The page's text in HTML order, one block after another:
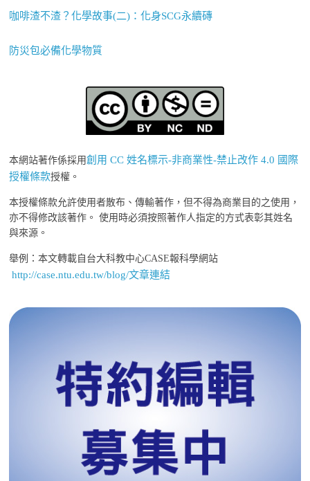
咖啡渣不渣？化學故事(二)：化身SCG永續磚
防災包必備化學物質
本網站著作係採用創用 CC 姓名標示-非商業性-禁止改作 4.0 國際
授權條款授權。
本授權條款允許使用者散布、傳輸著作，但不得為商業目的之使用，
亦不得修改該著作。 使用時必須按照著作人指定的方式表彰其姓名
與來源。
舉例：本文轉載自台大科教中心CASE報科學網站
http://case.ntu.edu.tw/blog/文章連結